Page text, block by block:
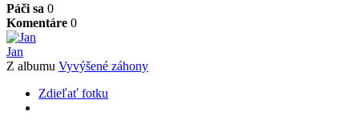
Páči sa 0
Komentáre 0
Jan
Z albumu Vyvýšené záhony
Zdieľať fotku